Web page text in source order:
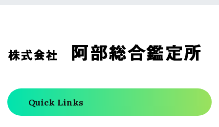
ゲ
シQuick Links